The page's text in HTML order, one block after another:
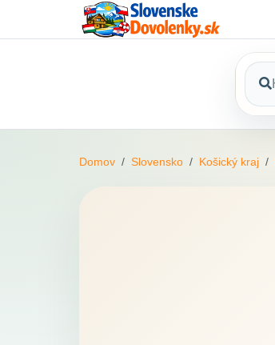
Domov Slovensko Košický kraj